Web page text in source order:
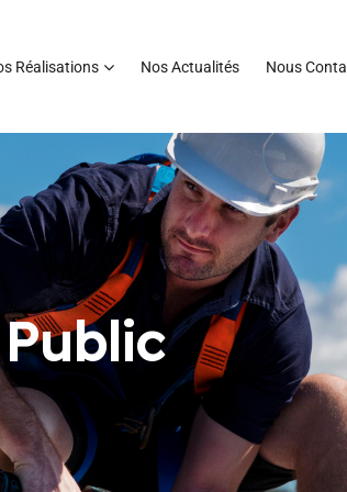
Réalisations Nos Actualités Nous